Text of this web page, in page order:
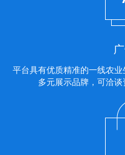
平台具有优质精准的一线农
多元展示品牌，可洽谈